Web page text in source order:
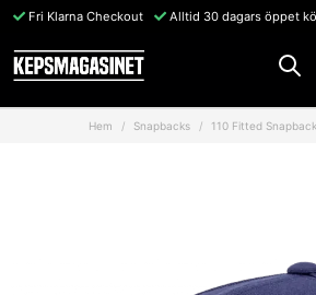
Fri Klarna Checkout Alltid 30 dagars öppet
Hem Snapbacks 110 Fitted